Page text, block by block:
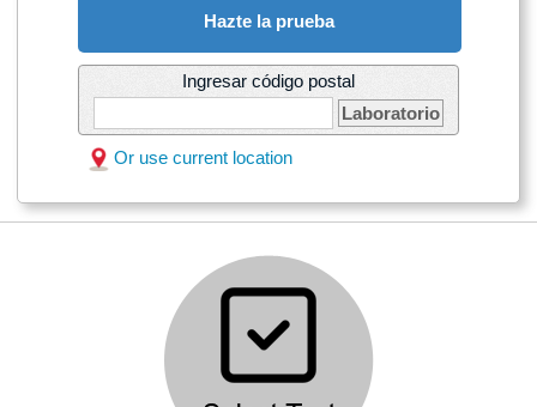
Hazte la prueba
Ingresar código postal
Laboratorio
Or use current location